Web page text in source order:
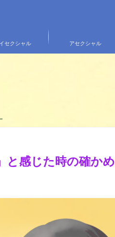
セクシャル アセクシャル
と感じた時の確かめ